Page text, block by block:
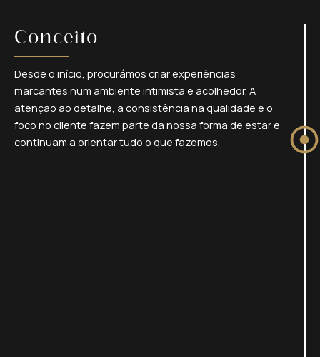
Conceito
Desde o início, procurámos criar experiências
marcantes num ambiente intimista e acolhedor. A
atenção ao detalhe, a consistência na qualidade e o
foco no cliente fazem parte da nossa forma de estar e
continuam a orientar tudo o que fazemos.